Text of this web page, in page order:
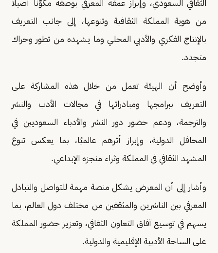
الثقافي السعودي، وإبراز عمقه المعرفي بوصفه مكوّنًا أصيلًا
من هوية المملكة الثقافية وتنوعها، إلى جانب التعريف
بالإنتاج الفكري والأدبي المحلي وما يشهده من تطور وحراك
متجدد.
وأوضح أن الهيئة تعمل من خلال هذه المشاركة على
التعريف ببرامجها ومبادراتها في مجالات الأدب والنشر
والترجمة، ودعم حضور دور النشر والأدباء السعوديين في
المحافل الدولية، وإبراز أثرهم عالميًا، بما يعكس تنوع
المشهد الثقافي في المملكة وثراء منجزه الإبداعي.
وأشار إلى أن المعرض يشكل منصة مهمة للتواصل والتبادل
المعرفي بين الناشرين والمثقفين من مختلف دول العالم، بما
يسهم في توسيع آفاق التعاون الثقافي، وتعزيز حضور المملكة
على الساحة الأدبية الإقليمية والدولية.